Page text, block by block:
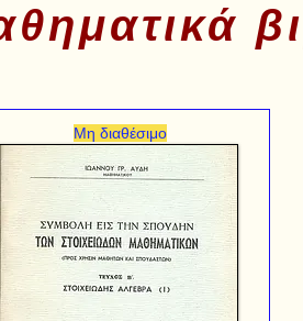
Μη διαθέσιμο